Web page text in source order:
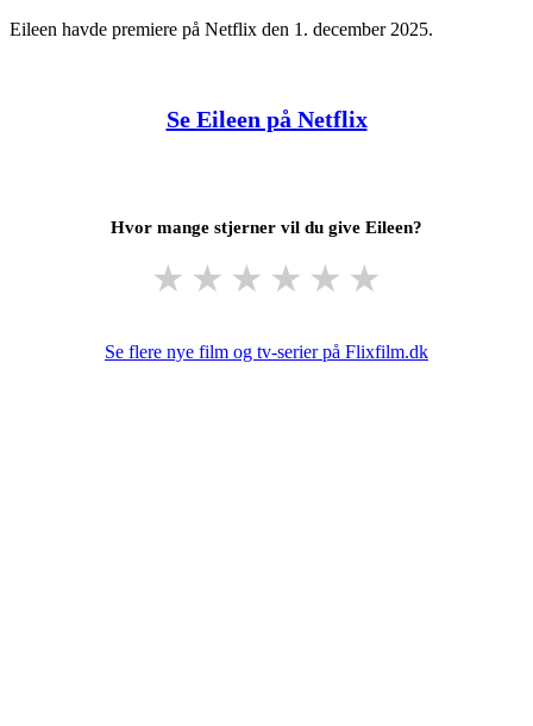
Eileen havde premiere på Netflix den 1. december 2025.
Se Eileen på Netflix
Hvor mange stjerner vil du give Eileen?
★ ★ ★ ★ ★ ★
Se flere nye film og tv-serier på Flixfilm.dk